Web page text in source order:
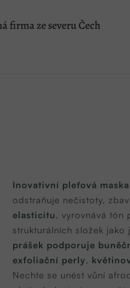
firma ze severu Čech
Inovativní pleťová maska
odstraňuje nečistoty,
elasticitu, vyrovnává tón
strukturálních složek jako
prášek podporuje
exfoliační perly,
Nechte se unést vůní